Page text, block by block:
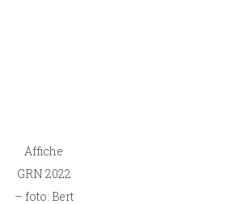
Affiche
GRN 2022
– foto: Bert